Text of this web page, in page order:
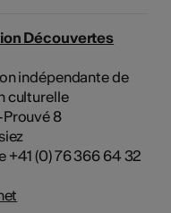
Découvertes
indépendante de
culturelle
Prouvé 8
+41 (0) 76 366 64 32